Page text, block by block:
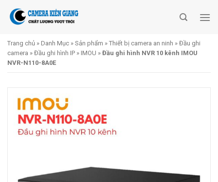
Trang chủ » Danh Mục » Sản phẩm » Thiết bị camera an ninh » Đầu ghi
camera » Đầu ghi hình IP » IMOU » Đầu ghi hình NVR 10 kênh IMOU
NVR-N110-8A0E